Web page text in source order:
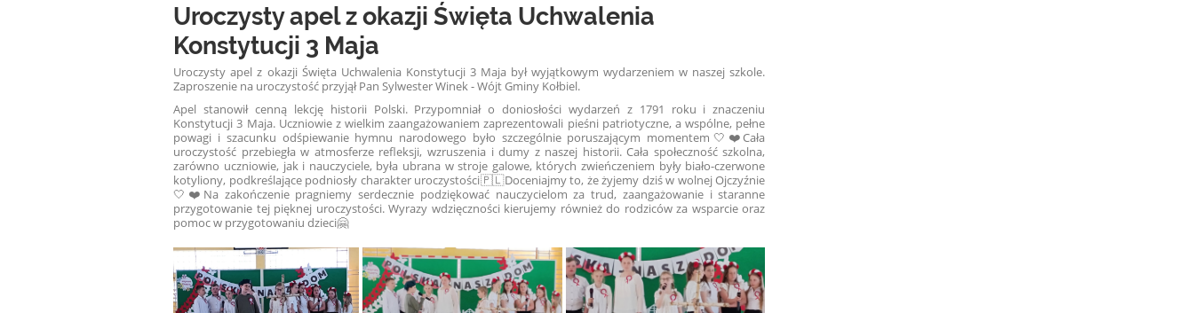
Uroczysty apel z okazji Święta Uchwalenia
Konstytucji 3 Maja
Uroczysty apel z okazji Święta Uchwalenia Konstytucji 3 Maja był wyjątkowym wydarzeniem w naszej szkole.
Zaproszenie na uroczystość przyjął Pan Sylwester Winek - Wójt Gminy Kołbiel.
Apel stanowił cenną lekcję historii Polski. Przypomniał o doniosłości wydarzeń z 1791 roku i znaczeniu
Konstytucji 3 Maja. Uczniowie z wielkim zaangażowaniem zaprezentowali pieśni patriotyczne, a wspólne, pełne
powagi i szacunku odśpiewanie hymnu narodowego było szczególnie poruszającym momentem🤍❤️Cała
uroczystość przebiegła w atmosferze refleksji, wzruszenia i dumy z naszej historii. Cała społeczność szkolna,
zarówno uczniowie, jak i nauczyciele, była ubrana w stroje galowe, których zwieńczeniem były biało-czerwone
kotyliony, podkreślające podniosły charakter uroczystości🇵🇱Doceniajmy to, że żyjemy dziś w wolnej Ojczyźnie
🤍❤️Na zakończenie pragniemy serdecznie podziękować nauczycielom za trud, zaangażowanie i staranne
przygotowanie tej pięknej uroczystości. Wyrazy wdzięczności kierujemy również do rodziców za wsparcie oraz
pomoc w przygotowaniu dzieci🤗